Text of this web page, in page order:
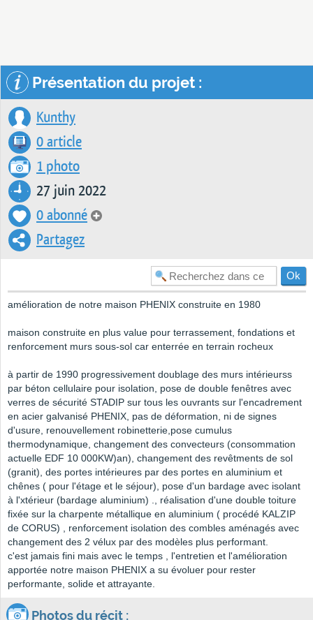
Présentation du projet :
Kunthy
0 article
1 photo
27 juin 2022
0 abonné
Partagez
amélioration de notre maison PHENIX construite en 1980
maison construite en plus value pour terrassement, fondations et
renforcement murs sous-sol car enterrée en terrain rocheux
à partir de 1990 progressivement doublage des murs intérieurss
par béton cellulaire pour isolation, pose de double fenêtres avec
verres de sécurité STADIP sur tous les ouvrants sur l'encadrement
en acier galvanisé PHENIX, pas de déformation, ni de signes
d'usure, renouvellement robinetterie,pose cumulus
thermodynamique, changement des convecteurs (consommation
actuelle EDF 10 000KW)an), changement des revêtments de sol
(granit), des portes intérieures par des portes en aluminium et
chênes ( pour l'étage et le séjour), pose d'un bardage avec isolant
à l'xtérieur (bardage aluminium) ., réalisation d'une double toiture
fixée sur la charpente métallique en aluminium ( procédé KALZIP
de CORUS) , renforcement isolation des combles aménagés avec
changement des 2 vélux par des modèles plus performant.
c'est jamais fini mais avec le temps , l'entretien et l'amélioration
apportée notre maison PHENIX a su évoluer pour rester
performante, solide et attrayante.
Photos du récit :